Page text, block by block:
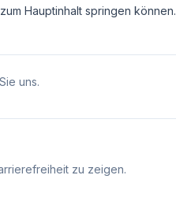
Hauptinhalt springen können.
uns.
zu zeigen.